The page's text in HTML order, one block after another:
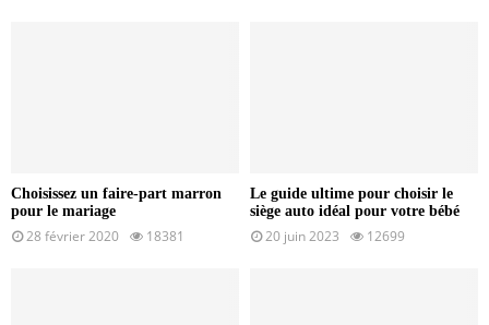
Choisissez un faire-part marron
pour le mariage
28 février 2020 18381
Le guide ultime pour choisir le
siège auto idéal pour votre bébé
20 juin 2023 12699